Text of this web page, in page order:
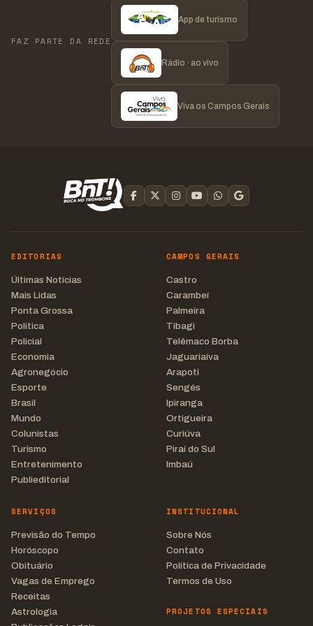
FAZ PARTE DA REDE
App de turismo
Rádio · ao vivo
Viva os Campos Gerais
EDITORIAS
Últimas Notícias
Mais Lidas
Ponta Grossa
Política
Policial
Economia
Agronegócio
Esporte
Brasil
Mundo
Colunistas
Turismo
Entretenimento
Publieditorial
CAMPOS GERAIS
Castro
Carambeí
Palmeira
Tibagi
Telêmaco Borba
Jaguariaíva
Arapoti
Sengés
Ipiranga
Ortigueira
Curiúva
Piraí do Sul
Imbaú
SERVIÇOS
Previsão do Tempo
Horóscopo
Obituário
Vagas de Emprego
Receitas
Astrologia
INSTITUCIONAL
Sobre Nós
Contato
Política de Privacidade
Termos de Uso
PROJETOS ESPECIAIS